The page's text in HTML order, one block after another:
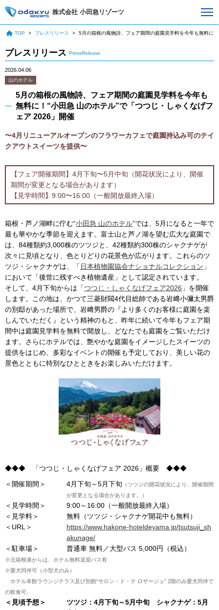
株式会社 小田急リゾーツ
TOP プレスリリース 5月の箱根の風物詩、フェア期間の庭園見学料を今年も無料に
プレスリリース PressRelease
2026.04.06
山のホテル
5月の箱根の風物詩、フェア期間の庭園見学料を今年も
無料に！“小田急 山のホテル”で「つつじ・しゃくなげフ
ェア 2026」開催
〜4月リニューアルオープンのフラワーカフェで庭園持込み可のテイ
クアウトスイーツを提供〜
【フェア開催期間】4月下旬〜5月中旬（開花状況により、開催
期間が変更となる場合があります）
【見学時間】9:00〜16:00（一般開放最終入場）
箱根・芦ノ湖畔に佇む“小田急 山のホテル”では、5月になると一年で
最も華やかな季節を迎えます。富士山と芦ノ湖を望む広大な庭園で
は、84種類約3,000株のツツジと、42種類約300株のシャクナゲが
次々に見頃となり、色とりどりの花景色が広がります。これらのツ
ツジ・シャクナゲは、「 日本植物園協会ナショナルコレクション 」
において「後世に残すべき植物遺産」として認定されています。
そして、4月下旬からは「つつじ・しゃくなげフェア2026 」を開催
します。この地は、かつて三菱財閥4代目総帥である岩﨑小彌太男爵
の別邸があった場所で、岩﨑男爵の『より多くのお客様に庭園を楽
しんでいただく』という精神のもと、昨年に続いて今年もフェア期
間中は庭園見学料を無料で開放し、どなたでも庭園をご覧いただけ
ます。さらにホテルでは、艶やかな庭園をイメージしたスイーツの
提供をはじめ、多彩なイベントの開催も予定しており、美しい花の
景色とともに特別なひとときをお楽しみいただけます。
◆◆◆ 「つつじ・しゃくなげフェア 2026」概要 ◆◆◆
＜開催期間＞
4月下旬～5月下旬 （ツツジの開花状況により、開催期間
が変更となる場合があります。）
＜見学時間＞
9:00～16:00（一般開放最終入場）
＜見学料＞
無料（ツツジ・シャクナゲ開花中も無料）
＜URL＞
https://www.hakone-hoteldeyama.jp/tsutsuji_sh
akunage/
＜駐車場＞
普通車 無料／大型バス 5,000円（税込）
※元箱根港からは、ホテル無料送迎バス有
※愛犬同伴可（小型犬のみ）
ホテル本館ラウンジテラス及び別館“サロン・ド・テ ロザージュ” 2階のみ愛犬同伴で
の飲食可。
＜見頃予想＞
ツツジ：4月下旬～5月中旬 シャクナゲ：5月